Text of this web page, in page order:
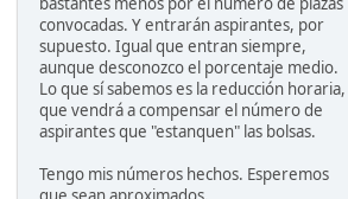
convocadas. Y entrarán aspirantes, por
supuesto. Igual que entran siempre,
aunque desconozco el porcentaje medio.
Lo que sí sabemos es la reducción horaria,
que vendrá a compensar el número de
aspirantes que "estanquen" las bolsas.
Tengo mis números hechos. Esperemos